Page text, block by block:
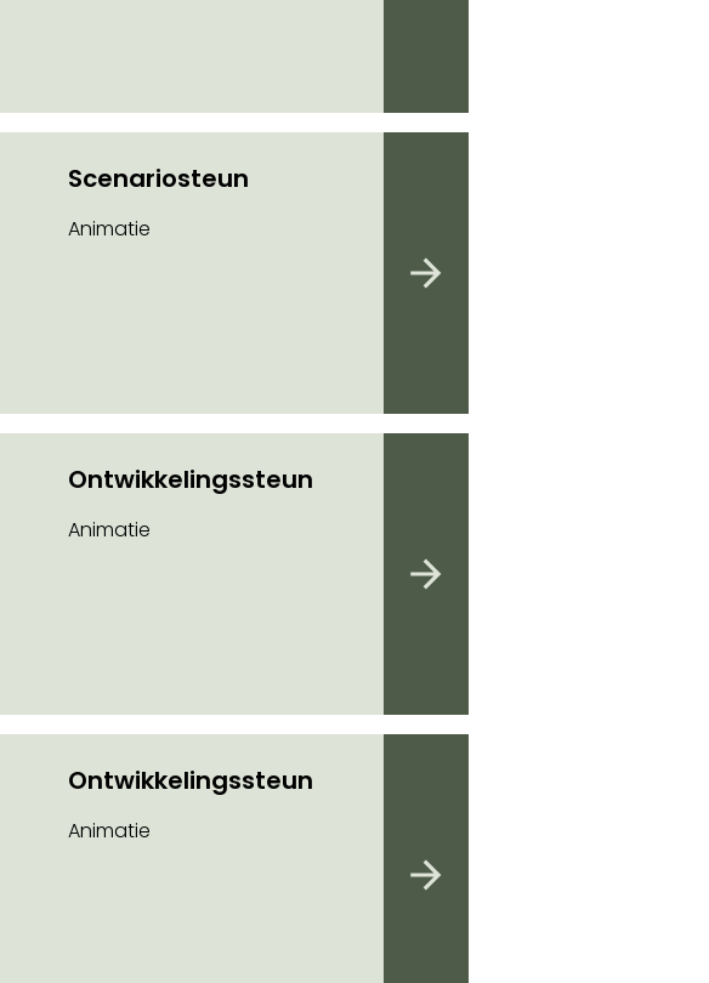
Scenariosteun
Animatie
Ontwikkelingssteun
Animatie
Ontwikkelingssteun
Animatie